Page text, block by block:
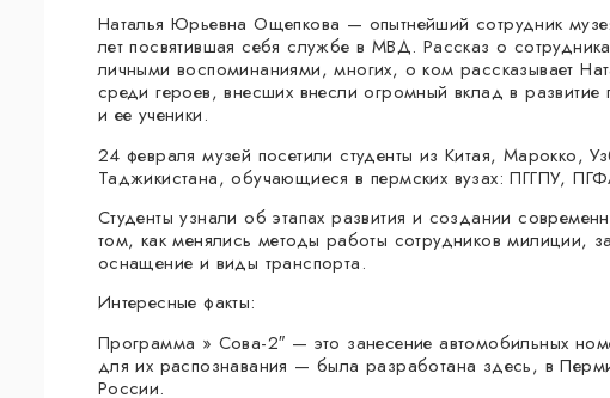
Наталья Юрьевна Ощепкова — опытнейший сотрудник
лет посвятившая себя службе в МВД. Рассказ о
личными воспоминаниями, многих, о ком рассказывает
среди героев, внесших внесли огромный вклад в
и ее ученики.
24 февраля музей посетили студенты из Китая, Марокко,
Таджикистана, обучающиеся в пермских вузах: ПГГПУ,
Студенты узнали об этапах развития и создании
том, как менялись методы работы сотрудников милиции,
оснащение и виды транспорта.
Интересные факты:
Программа » Сова-2″ — это занесение автомобильных
для их распознавания — была разработана здесь, в
России.